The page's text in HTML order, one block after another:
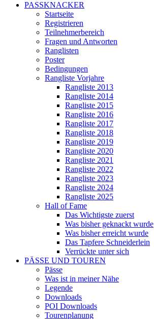
PASSKNACKER
Startseite
Registrieren
Teilnehmerbereich
Fragen und Antworten
Ranglisten
Poster
Bedingungen
Rangliste Vorjahre
Rangliste 2013
Rangliste 2014
Rangliste 2015
Rangliste 2016
Rangliste 2017
Rangliste 2018
Rangliste 2019
Rangliste 2020
Rangliste 2021
Rangliste 2022
Rangliste 2023
Rangliste 2024
Rangliste 2025
Hall of Fame
Das Wichtigste zuerst
Was bisher geknackt wurde
Was bisher erreicht wurde
Das Tapfere Schneiderlein
Verrückte unter sich
PÄSSE UND TOUREN
Pässe
Was ist in meiner Nähe
Legende
Downloads
POI Downloads
Tourenplanung